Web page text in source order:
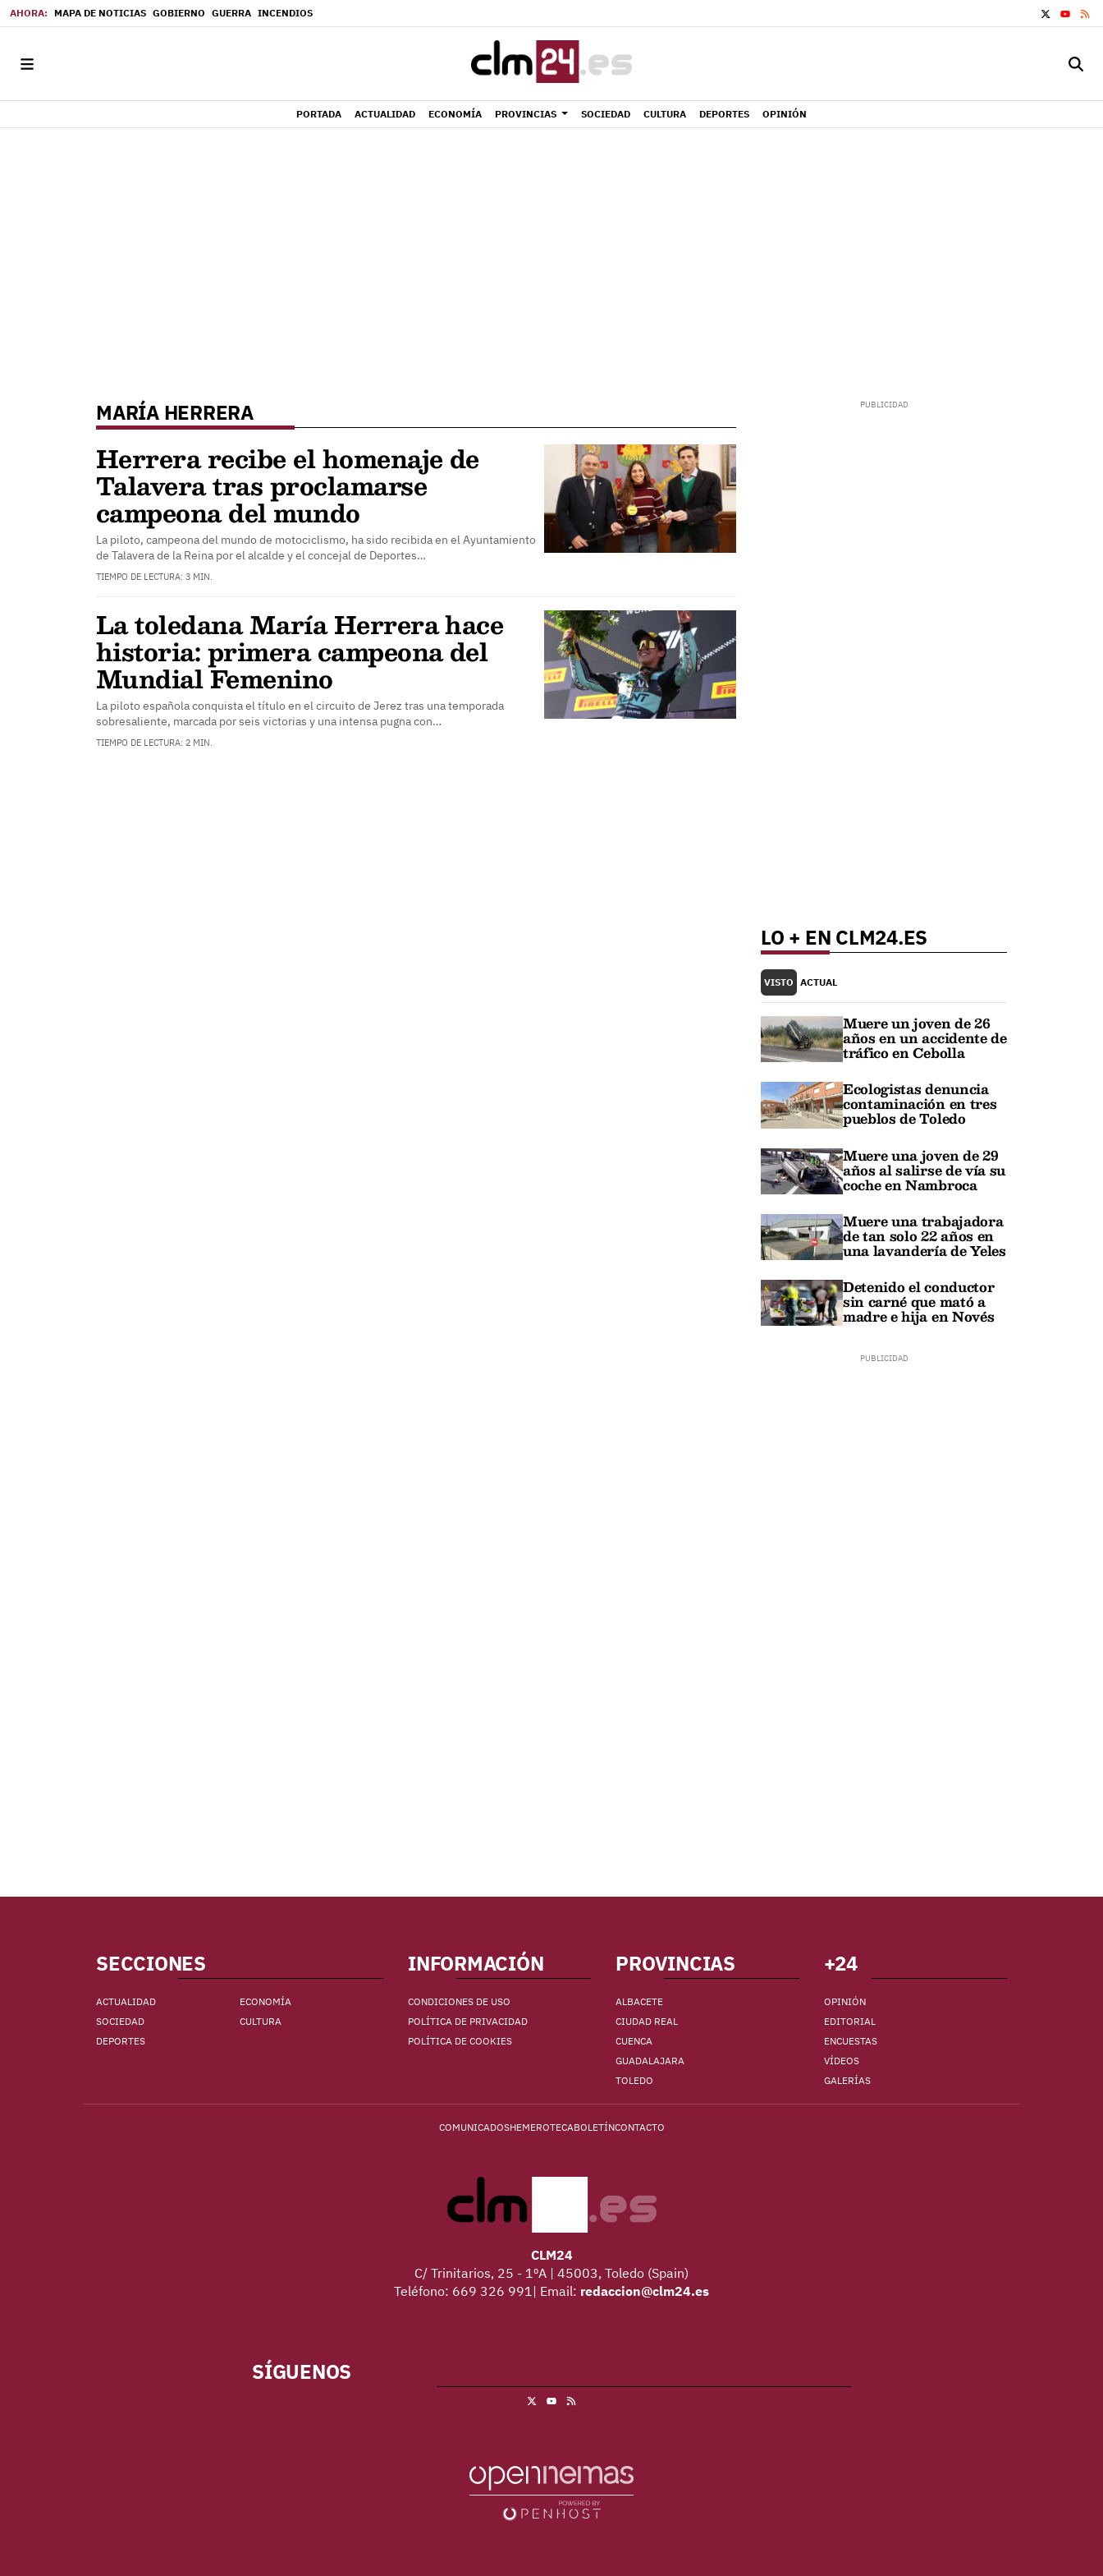
MAPA DE NOTICIAS GOBIERNO GUERRA INCENDIOS
YOUTUBE
PORTADA ACTUALIDAD ECONOMÍA PROVINCIAS SOCIEDAD CULTURA DEPORTES OPINIÓN
MARÍA HERRERA
Herrera recibe el homenaje de
Talavera tras proclamarse
campeona del mundo
La piloto, campeona del mundo de motociclismo, ha sido recibida en el Ayuntamiento
de Talavera de la Reina por el alcalde y el concejal de Deportes…
TIEMPO DE LECTURA: 3 MIN.
La toledana María Herrera hace
historia: primera campeona del
Mundial Femenino
La piloto española conquista el título en el circuito de Jerez tras una temporada
sobresaliente, marcada por seis victorias y una intensa pugna con…
TIEMPO DE LECTURA: 2 MIN.
LO + EN CLM24.ES
VISTO ACTUAL
Muere un joven de 26
años en un accidente de
tráfico en Cebolla
Ecologistas denuncia
contaminación en tres
pueblos de Toledo
Muere una joven de 29
años al salirse de vía su
coche en Nambroca
Muere una trabajadora
de tan solo 22 años en
una lavandería de Yeles
Detenido el conductor
sin carné que mató a
madre e hija en Novés
SECCIONES
ACTUALIDAD
ECONOMÍA
SOCIEDAD
CULTURA
DEPORTES
INFORMACIÓN
CONDICIONES DE USO
POLÍTICA DE PRIVACIDAD
POLÍTICA DE COOKIES
PROVINCIAS
ALBACETE
CIUDAD REAL
CUENCA
GUADALAJARA
TOLEDO
+24
OPINIÓN
EDITORIAL
ENCUESTAS
VÍDEOS
GALERÍAS
COMUNICADOSHEMEROTECABOLETÍNCONTACTO
CLM24
C/ Trinitarios, 25 - 1ºA | 45003, Toledo (Spain)
Teléfono: 669 326 991| Email: redaccion@clm24.es
SÍGUENOS